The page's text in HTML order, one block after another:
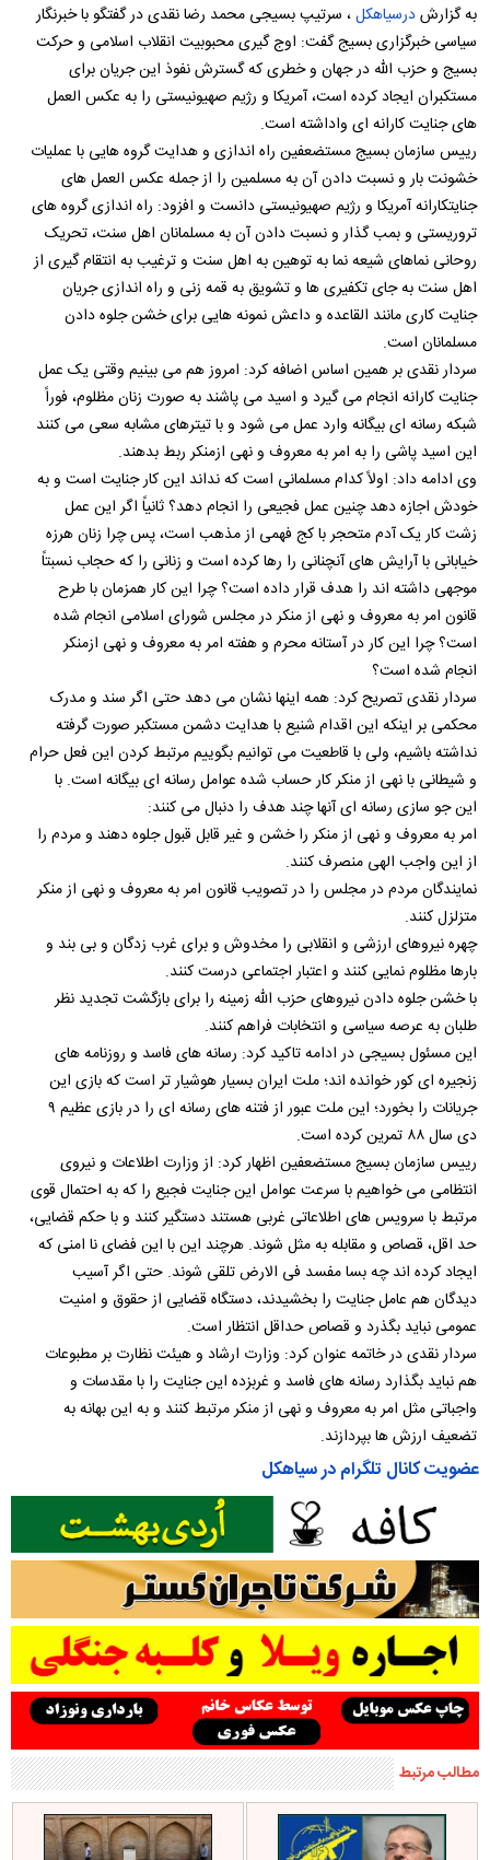
به گزارشدرسیاهکل، سرتیپ بسیجی محمد رضا نقدی در گفتگو با خبرنگار
سیاسی خبرگزاری بسیج گفت: اوج گیری محبوبیت انقلاب اسلامی و حرکت
بسیج و حزب الله در جهان و خطری که گسترش نفوذ این جریان برای
مستکبران ایجاد کرده است، آمریکا و رژیم صهیونیستی را به عکس العمل
های جنایت کارانه ای واداشته است.
رییس سازمان بسیج مستضعفین راه اندازی و هدایت گروه هایی با عملیات
خشونت بار و نسبت دادن آن به مسلمین را از جمله عکس العمل های
جنایتکارانه آمریکا و رژیم صهیونیستی دانست و افزود: راه اندازی گروه های
تروریستی و بمب گذار و نسبت دادن آن به مسلمانان اهل سنت، تحریک
روحانی نماهای شیعه نما به توهین به اهل سنت و ترغیب به انتقام گیری از
اهل سنت به جای تکفیری ها و تشویق به قمه زنی و راه اندازی جریان
جنایت کاری مانند القاعده و داعش نمونه هایی برای خشن جلوه دادن
مسلمانان است.
سردار نقدی بر همین اساس اضافه کرد: امروز هم می بینیم وقتی یک عمل
جنایت کارانه انجام می گیرد و اسید می پاشند به صورت زنان مظلوم، فوراً
شبکه رسانه ای بیگانه وارد عمل می شود و با تیترهای مشابه سعی می کنند
این اسید پاشی را به امر به معروف و نهی ازمنکر ربط بدهند.
وی ادامه داد: اولاً کدام مسلمانی است که نداند این کار جنایت است و به
خودش اجازه دهد چنین عمل فجیعی را انجام دهد؟ ثانیاً اگر این عمل
زشت کار یک آدم متحجر با کج فهمی از مذهب است، پس چرا زنان هرزه
خیابانی با آرایش های آنچنانی را رها کرده است و زنانی را که حجاب نسبتاً
موجهی داشته اند را هدف قرار داده است؟ چرا این کار همزمان با طرح
قانون امر به معروف و نهی از منکر در مجلس شورای اسلامی انجام شده
است؟ چرا این کار در آستانه محرم و هفته امر به معروف و نهی ازمنکر
انجام شده است؟
سردار نقدی تصریح کرد: همه اینها نشان می دهد حتی اگر سند و مدرک
محکمی بر اینکه این اقدام شنیع با هدایت دشمن مستکبر صورت گرفته
نداشته باشیم، ولی با قاطعیت می توانیم بگوییم مرتبط کردن این فعل حرام
و شیطانی با نهی از منکر کار حساب شده عوامل رسانه ای بیگانه است. با
این جو سازی رسانه ای آنها چند هدف را دنبال می کنند:
امر به معروف و نهی از منکر را خشن و غیر قابل قبول جلوه دهند و مردم را
از این واجب الهی منصرف کنند.
نمایندگان مردم در مجلس را در تصویب قانون امر به معروف و نهی از منکر
متزلزل کنند.
چهره نیروهای ارزشی و انقلابی را مخدوش و برای غرب زدگان و بی بند و
بارها مظلوم نمایی کنند و اعتبار اجتماعی درست کنند.
با خشن جلوه دادن نیروهای حزب الله زمینه را برای بازگشت تجدید نظر
طلبان به عرصه سیاسی و انتخابات فراهم کنند.
این مسئول بسیجی در ادامه تاکید کرد: رسانه های فاسد و روزنامه های
زنجیره ای کور خوانده اند؛ ملت ایران بسیار هوشیار تر است که بازی این
جریانات را بخورد؛ این ملت عبور از فتنه های رسانه ای را در بازی عظیم ۹
دی سال ۸۸ تمرین کرده است.
رییس سازمان بسیج مستضعفین اظهار کرد: از وزارت اطلاعات و نیروی
انتظامی می خواهیم با سرعت عوامل این جنایت فجیع را که به احتمال قوی
مرتبط با سرویس های اطلاعاتی غربی هستند دستگیر کنند و با حکم قضایی،
حد اقل، قصاص و مقابله به مثل شوند. هرچند این با این فضای نا امنی که
ایجاد کرده اند چه بسا مفسد فی الارض تلقی شوند. حتی اگر آسیب
دیدگان هم عامل جنایت را بخشیدند، دستگاه قضایی از حقوق و امنیت
عمومی نباید بگذرد و قصاص حداقل انتظار است.
سردار نقدی در خاتمه عنوان کرد: وزارت ارشاد و هیئت نظارت بر مطبوعات
هم نباید بگذارد رسانه های فاسد و غربزده این جنایت را با مقدسات و
واجباتی مثل امر به معروف و نهی از منکر مرتبط کنند و به این بهانه به
تضعیف ارزش ها بپردازند.
عضویت کانال تلگرام در سیاهکل
مطالب مرتبط